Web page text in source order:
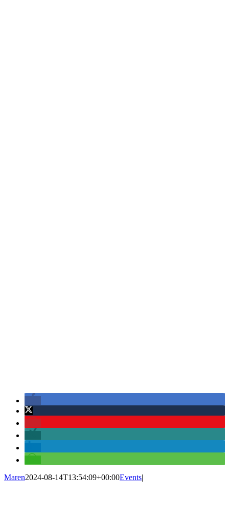
Maren2024-08-14T13:54:09+00:00Events|